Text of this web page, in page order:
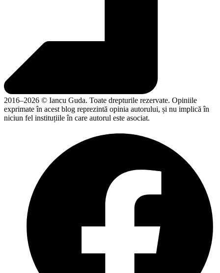
2016–2026 © Iancu Guda. Toate drepturile rezervate. Opiniile
exprimate în acest blog reprezintă opinia autorului, și nu implică în
niciun fel instituțiile în care autorul este asociat.